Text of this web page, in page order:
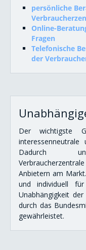
persönliche
Online-
Fragen
Telefonische
der
Der wichtigste
interessenneutrale
Dadurch
Anbietern am
und individuell
Unabhängigkeit
durch das
gewährleistet.